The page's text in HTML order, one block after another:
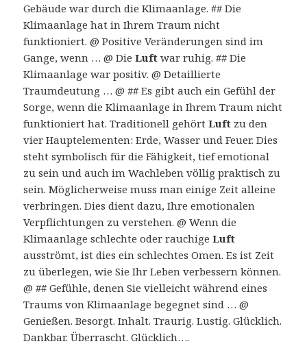
Gebäude war durch die Klimaanlage. ## Die
Klimaanlage hat in Ihrem Traum nicht
funktioniert. @ Positive Veränderungen sind im
Gange, wenn … @ DieLuft war ruhig. ## Die
Klimaanlage war positiv. @ Detaillierte
Traumdeutung … @ ## Es gibt auch ein Gefühl der
Sorge, wenn die Klimaanlage in Ihrem Traum nicht
funktioniert hat. Traditionell gehörtLuft zu den
vier Hauptelementen: Erde, Wasser und Feuer. Dies
steht symbolisch für die Fähigkeit, tief emotional
zu sein und auch im Wachleben völlig praktisch zu
sein. Möglicherweise muss man einige Zeit alleine
verbringen. Dies dient dazu, Ihre emotionalen
Verpflichtungen zu verstehen. @ Wenn die
Klimaanlage schlechte oder rauchigeLuft
ausströmt, ist dies ein schlechtes Omen. Es ist Zeit
zu überlegen, wie Sie Ihr Leben verbessern können.
@ ## Gefühle, denen Sie vielleicht während eines
Traums von Klimaanlage begegnet sind … @
Genießen. Besorgt. Inhalt. Traurig. Lustig. Glücklich.
Dankbar. Überrascht. Glücklich….